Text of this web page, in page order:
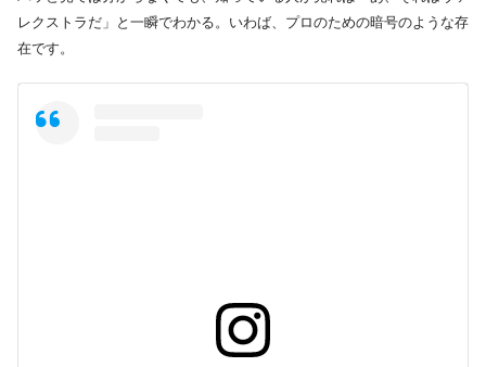
レクストラだ」と一瞬でわかる。いわば、プロのための暗号のような存
在です。